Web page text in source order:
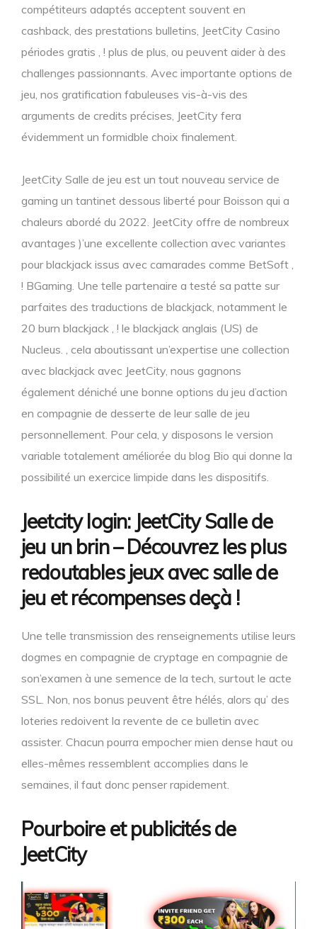
compétiteurs adaptés acceptent souvent en
cashback, des prestations bulletins, JeetCity Casino
périodes gratis , ! plus de plus, ou peuvent aider à des
challenges passionnants. Avec importante options de
jeu, nos gratification fabuleuses vis-à-vis des
arguments de credits précises, JeetCity fera
évidemment un formidble choix finalement.
JeetCity Salle de jeu est un tout nouveau service de
gaming un tantinet dessous liberté pour Boisson qui a
chaleurs abordé du 2022. JeetCity offre de nombreux
avantages )’une excellente collection avec variantes
pour blackjack issus avec camarades comme BetSoft ,
! BGaming. Une telle partenaire a testé sa patte sur
parfaites des traductions de blackjack, notamment le
20 burn blackjack , ! le blackjack anglais (US) de
Nucleus. , cela aboutissant un’expertise une collection
avec blackjack avec JeetCity, nous gagnons
également déniché une bonne options du jeu d’action
en compagnie de desserte de leur salle de jeu
personnellement. Pour cela, y disposons le version
variable totalement améliorée du blog Bio qui donne la
possibilité un exercice limpide dans les dispositifs.
Jeetcity login: JeetCity Salle de
jeu un brin – Découvrez les plus
redoutables jeux avec salle de
jeu et récompenses deçà !
Une telle transmission des renseignements utilise leurs
dogmes en compagnie de cryptage en compagnie de
son’examen à une semence de la tech, surtout le acte
SSL. Non, nos bonus peuvent être hélés, alors qu’ des
loteries redoivent la revente de ce bulletin avec
assister. Chacun pourra empocher mien dense haut ou
elles-mêmes ressemblent accomplies dans le
semaines, il faut donc penser rapidement.
Pourboire et publicités de
JeetCity